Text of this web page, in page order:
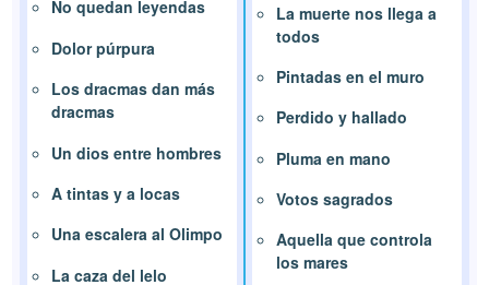
No quedan leyendas
Dolor púrpura
Los dracmas dan más
dracmas
Un dios entre hombres
A tintas y a locas
Una escalera al Olimpo
La caza del lelo
La muerte nos llega a
todos
Pintadas en el muro
Perdido y hallado
Pluma en mano
Votos sagrados
Aquella que controla
los mares